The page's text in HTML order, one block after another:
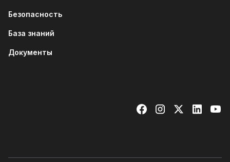
Безопасность
База знаний
Документы